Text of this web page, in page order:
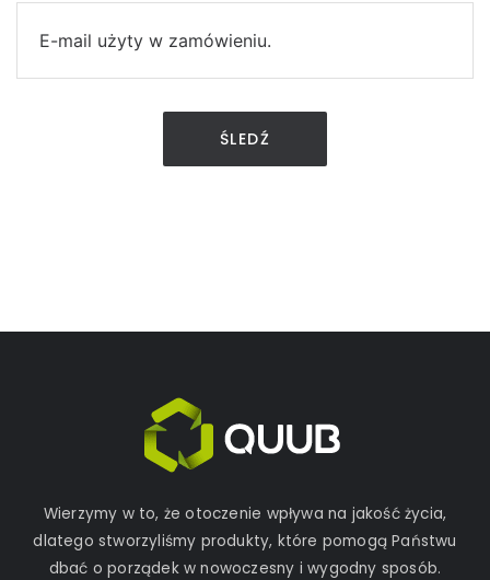
ŚLEDŹ
Wierzymy w to, że otoczenie wpływa na jakość życia,
dlatego stworzyliśmy produkty, które pomogą Państwu
dbać o porządek w nowoczesny i wygodny sposób.